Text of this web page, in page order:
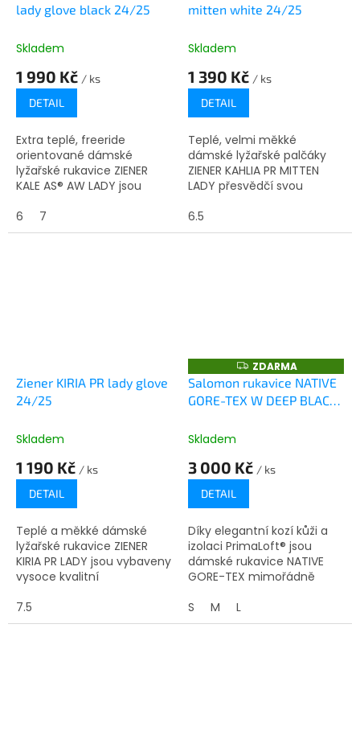
lady glove black 24/25
Skladem
1 990 Kč / ks
DETAIL
Extra teplé, freeride
orientované dámské
lyžařské rukavice ZIENER
KALE AS® AW LADY jsou
větruodolnou membránou
ZIENER AQUASHIELD®, která
6 7
mitten white 24/25
Skladem
1 390 Kč / ks
DETAIL
Teplé, velmi měkké
dámské lyžařské palčáky
ZIENER KAHLIA PR MITTEN
LADY přesvědčí svou
podšívkou a novou
technologií PrimaLoft®
6.5
Ziener KIRIA PR lady glove
24/25
Skladem
1 190 Kč / ks
DETAIL
Teplé a měkké dámské
lyžařské rukavice ZIENER
KIRIA PR LADY jsou vybaveny
vysoce kvalitní
PrimaLoft® Gold. Rukavice
jsou obzvláště pohodlné na
7.5
Z
D
A
R
ZDARMA
Salomon rukavice NATIVE
GORE-TEX W DEEP BLACK
Skladem
3 000 Kč / ks
DETAIL
Díky elegantní kozí kůži a
izolaci PrimaLoft® jsou
dámské rukavice NATIVE
GORE-TEX mimořádně
nyní i nepromokavé díky
vrstvě GORE-TEX, která...
S M L